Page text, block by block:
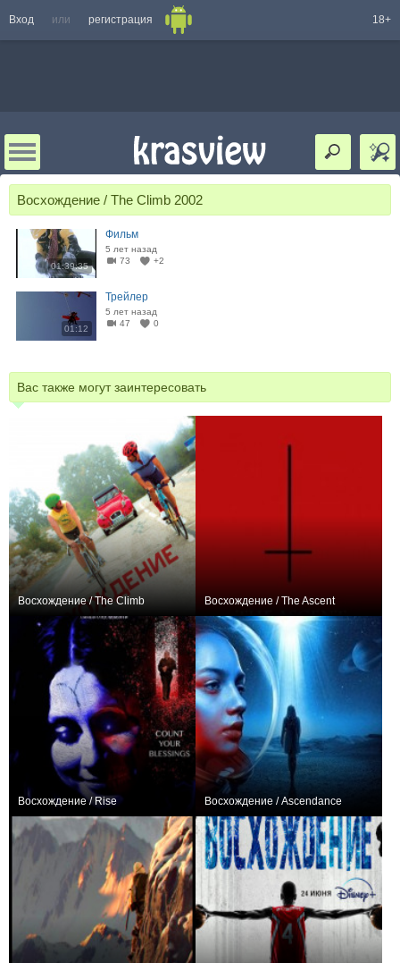
Вход или регистрация 18+
Восхождение / The Climb 2002
01:39:35
Фильм
5 лет назад
73
+2
01:12
Трейлер
5 лет назад
47
0
Вас также могут заинтересовать
Восхождение / The Climb Восхождение / The Ascent
Восхождение / Rise Восхождение / Ascendance